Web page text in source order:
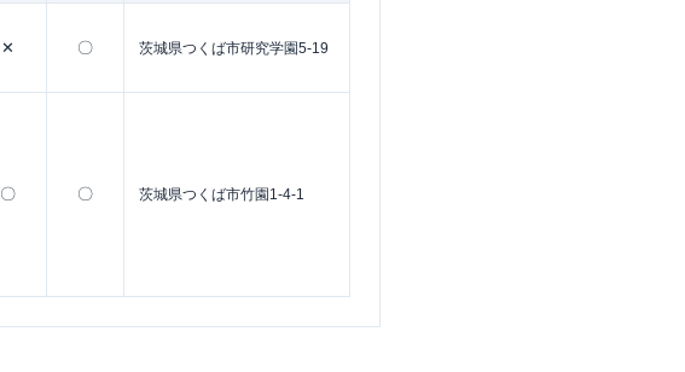
✕ 〇 茨城県つくば市研究学園5-19
〇 〇 茨城県つくば市竹園1-4-1